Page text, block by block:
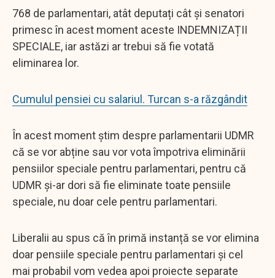
768 de parlamentari, atât deputați cât și senatori
primesc în acest moment aceste INDEMNIZAȚII
SPECIALE, iar astăzi ar trebui să fie votată
eliminarea lor.
Cumulul pensiei cu salariul. Turcan s-a răzgândit
În acest moment știm despre parlamentarii UDMR
că se vor abține sau vor vota împotriva eliminării
pensiilor speciale pentru parlamentari, pentru că
UDMR și-ar dori să fie eliminate toate pensiile
speciale, nu doar cele pentru parlamentari.
Liberalii au spus că în primă instanță se vor elimina
doar pensiile speciale pentru parlamentari și cel
mai probabil vom vedea apoi proiecte separate